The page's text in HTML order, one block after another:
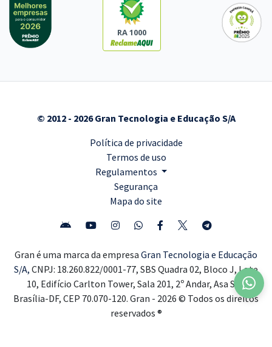
RA 1000
© 2012 - 2026 Gran Tecnologia e Educação S/A
Política de privacidade
Termos de uso
Regulamentos
Segurança
Mapa do site
Gran é uma marca da empresa Gran Tecnologia e Educação
S/A, CNPJ: 18.260.822/0001-77, SBS Quadra 02, Bloco J, Lote
10, Edifício Carlton Tower, Sala 201, 2º Andar, Asa Sul,
Brasília-DF, CEP 70.070-120. Gran - 2026 © Todos os direitos
reservados ®